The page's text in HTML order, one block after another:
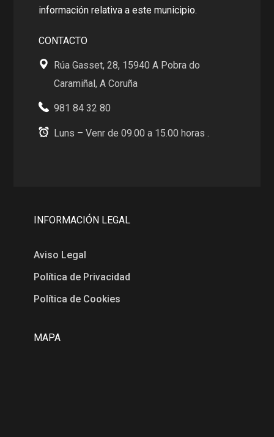
información relativa a este municipio.
CONTACTO
Rúa Gasset, 28, 15940 A Pobra do
Caramiñal, A Coruña
981 84 32 80
Luns – Venr de 09.00 a 15.00 horas .
INFORMACIÓN LEGAL
Aviso Legal
Política de Privacidad
Política de Cookies
MAPA